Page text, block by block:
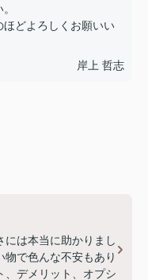
どよろしくお願いい
岸上 哲志
には本当に助かりまし
物で色んな不安もあり
、デメリット、オプシ